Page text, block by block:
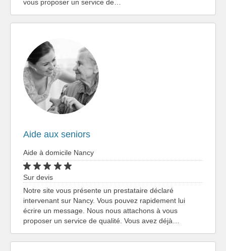
vous proposer un service de…
Aide aux seniors
Aide à domicile Nancy
Sur devis
Notre site vous présente un prestataire déclaré
intervenant sur Nancy. Vous pouvez rapidement lui
écrire un message. Nous nous attachons à vous
proposer un service de qualité. Vous avez déjà…